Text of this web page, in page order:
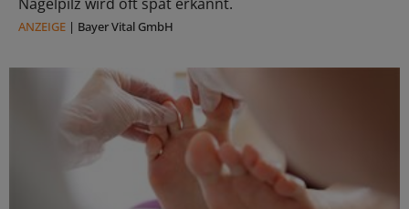
ANZEIGE | Bayer Vital GmbH